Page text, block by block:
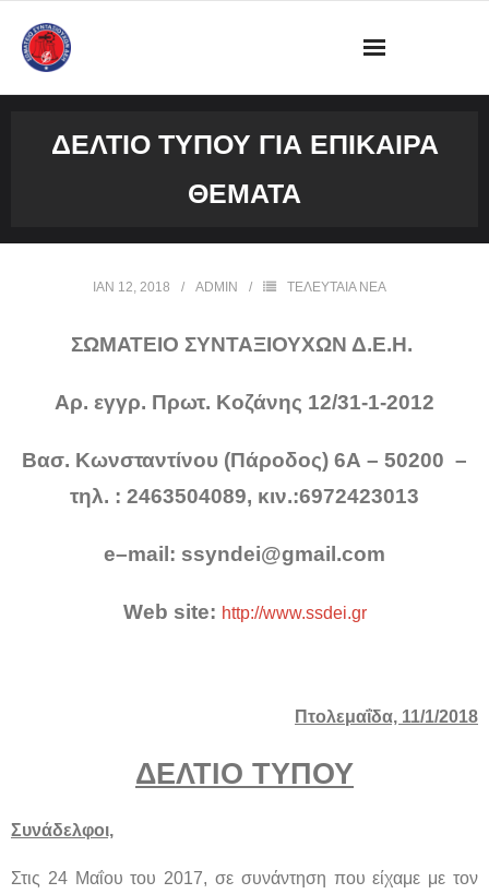
ΕΓΓΡΑΦΑ
ΦΩΤΟΓΡΑΦΙΕΣ
ΔΕΛΤΊΟ ΤΎΠΟΥ ΓΙΑ ΕΠΊΚΑΙΡΑ
ΘΈΜΑΤΑ
ΙΑΝ 12, 2018 ADMIN ΤΕΛΕΥΤΑΙΑ ΝΕΑ
ΣΩΜΑΤΕΙΟ ΣΥΝΤΑΞΙΟΥΧΩΝ Δ.Ε.Η.
Αρ. εγγρ. Πρωτ. Κοζάνης 12/31-1-2012
Βασ. Κωνσταντίνου (Πάροδος) 6Α – 50200 –
τηλ. : 2463504089, κιν.:6972423013
e–mail : ssyndei@gmail .com
Web site: http://www.ssdei.gr
Πτολεμαΐδα, 11/1/2018
ΔΕΛΤΙΟ ΤΥΠΟΥ
Συνάδελφοι,
Στις 24 Μαΐου του 2017, σε συνάντηση που είχαμε με τον